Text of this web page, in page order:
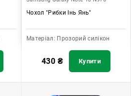
Чохол "Рибки Інь Янь"
Матеріал: Прозорий силікон
430 ₴ Купити